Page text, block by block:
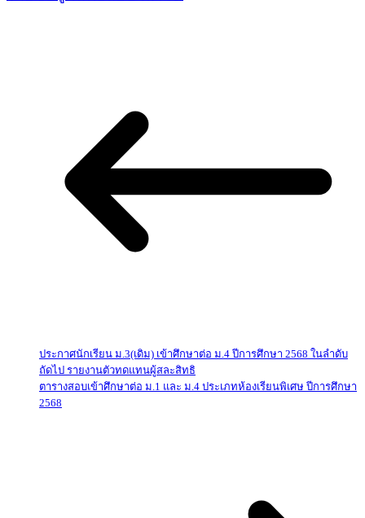
ประกาศนักเรียน ม.3(เดิม) เข้าศึกษาต่อ ม.4 ปีการศึกษา 2568 ในลำดับ
ถัดไป รายงานตัวทดแทนผู้สละสิทธิ
ตารางสอบเข้าศึกษาต่อ ม.1 และ ม.4 ประเภทห้องเรียนพิเศษ ปีการศึกษา
2568